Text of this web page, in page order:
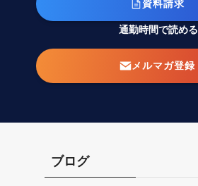
資料請求
通勤時間で読める
メルマガ登録
ブログ